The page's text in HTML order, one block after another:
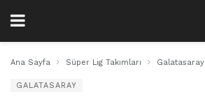
Ana Sayfa Süper Lig Takımları Galatasaray
GALATASARAY